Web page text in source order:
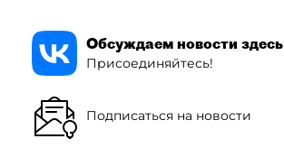
Обсуждаем новости здесь
Присоединяйтесь!
Подписаться на новости